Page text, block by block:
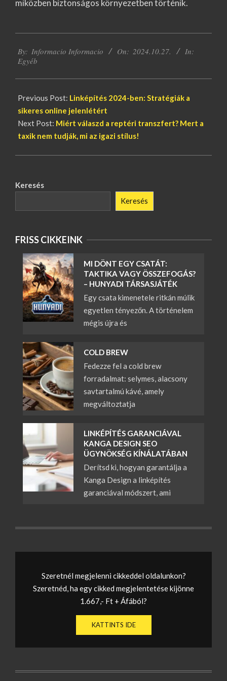
miközben biztonságos környezetben történik.
10-
27
By: Informacio Informacio On: 2024.10.27.
In:
Egyéb
Previous Post: Linképítés 2024-ben: Stratégiák a
sikeres online jelenlétért
Next Post: Miért válaszd a reptéri transzfert? Mert a
taxik nem tudják, mi az igazi stílus!
Keresés
Keresés
FRISS CIKKEINK
MI DÖNT EGY CSATÁT:
TAKTIKA VAGY ÖSSZEFOGÁS?
– HUNYADI TÁRSASJÁTÉK
Egy csata kimenetele ritkán múlik
egyetlen tényezőn. A történelem
mégis újra és
COLD BREW
Fedezze fel a cold brew
forradalmat: selymes, alacsony
savtartalmú kávé, amely
megváltoztatja
LINKÉPÍTÉS GARANCIÁVAL
KANGA DESIGN SEO
ÜGYNÖKSÉG KÍNÁLATÁBAN
Derítsd ki, hogyan garantálja a
Kanga Design a linképítés
garanciával módszert, ami
Szeretnél megjelenni cikkeddel oldalunkon?
Szeretnéd, ha egy cikked megjelentetése kijönne
1.667,- Ft + Áfából?
KATTINTS IDE